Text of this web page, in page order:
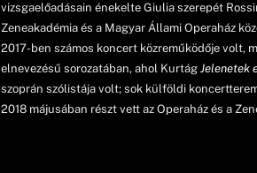
vizsgaelőadásain énekelte Giulia szerepét
Zeneakadémia és a Magyar Állami Operaház
2017-ben számos koncert közreműködője volt,
elnevezésű sorozatában, ahol Kurtág Jelenetek
szoprán szólistája volt; sok külföldi
2018 májusában részt vett az Operaház és a